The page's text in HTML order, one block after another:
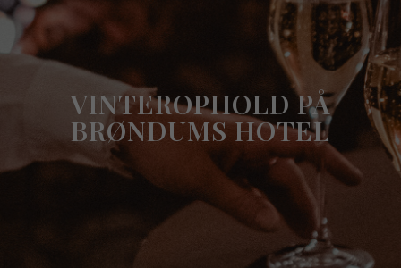
VINTEROPHOLD PÅ
BRØNDUMS HOTEL